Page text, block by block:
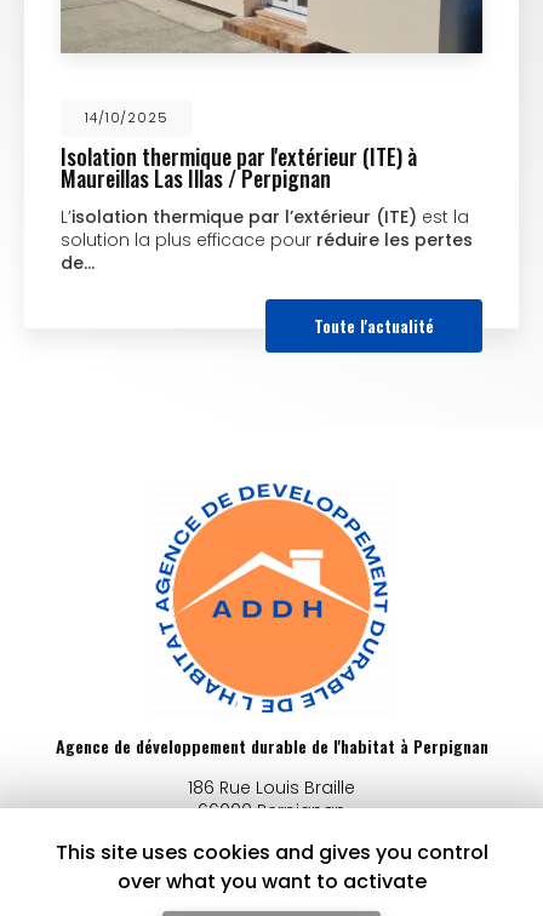
14/10/2025
Isolation thermique par l'extérieur (ITE) à
Maureillas Las Illas / Perpignan
L’isolation thermique par l’extérieur (ITE) est la
solution la plus efficace pour réduire les pertes
de…
Toute l'actualité
Agence de développement durable de l'habitat à Perpignan
186 Rue Louis Braille
66000 Perpignan
04 68 62 88 77
Lundi au vendredi :
This site uses cookies and gives you control
over what you want to activate